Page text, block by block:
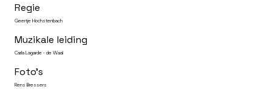
Regie
Geertje Hochstenbach
Muzikale leiding
Carla Lagarde - de Waal
Foto's
Rens Bressers